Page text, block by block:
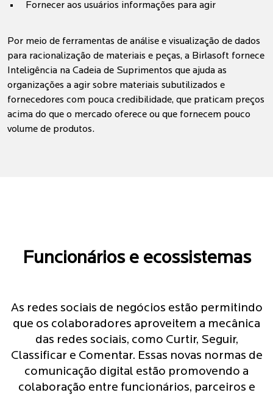
Fornecer aos usuários informações para agir
Por meio de ferramentas de análise e visualização de dados
para racionalização de materiais e peças, a Birlasoft fornece
Inteligência na Cadeia de Suprimentos que ajuda as
organizações a agir sobre materiais subutilizados e
fornecedores com pouca credibilidade, que praticam preços
acima do que o mercado oferece ou que fornecem pouco
volume de produtos.
Funcionários e ecossistemas
As redes sociais de negócios estão permitindo
que os colaboradores aproveitem a mecânica
das redes sociais, como Curtir, Seguir,
Classificar e Comentar. Essas novas normas de
comunicação digital estão promovendo a
colaboração entre funcionários, parceiros e